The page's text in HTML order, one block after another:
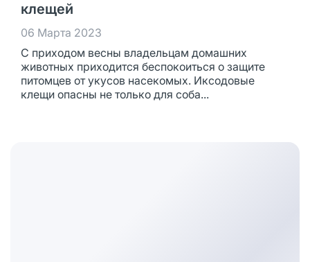
клещей
06 Марта 2023
С приходом весны владельцам домашних
животных приходится беспокоиться о защите
питомцев от укусов насекомых. Иксодовые
клещи опасны не только для соба...